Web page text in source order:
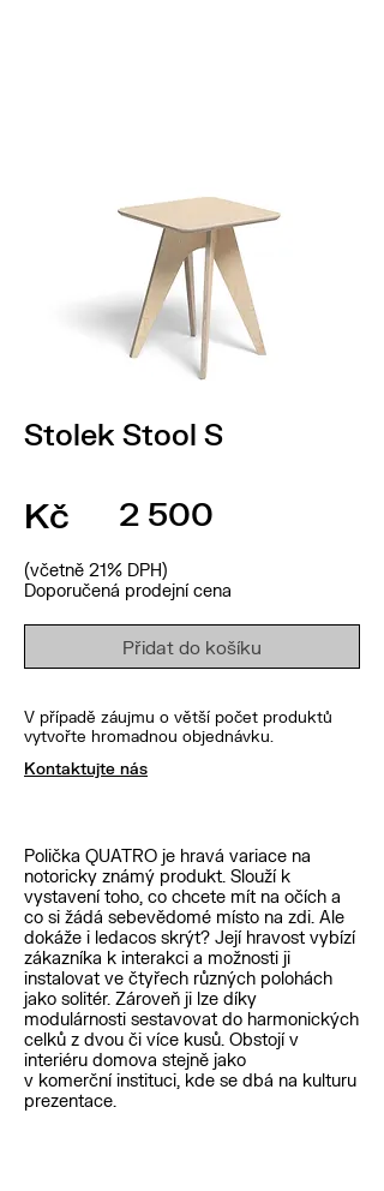
Stolek Stool S
Kč 2 500
(včetně 21% DPH)
Doporučená prodejní cena
Přidat do košíku
V případě záujmu o větší počet produktů
vytvořte hromadnou objednávku.
Kontaktujte nás
Polička QUATRO je hravá variace na
notoricky známý produkt. Slouží k
vystavení toho, co chcete mít na očích a
co si žádá sebevědomé místo na zdi. Ale
dokáže i ledacos skrýt? Její hravost vybízí
zákazníka k interakci a možnosti ji
instalovat ve čtyřech různých polohách
jako solitér. Zároveň ji lze díky
modulárnosti sestavovat do harmonických
celků z dvou či více kusů. Obstojí v
interiéru domova stejně jako
v komerční instituci, kde se dbá na kulturu
prezentace.